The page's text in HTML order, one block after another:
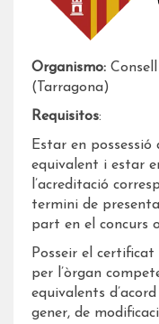
Organismo:
(Tarragona)
Requisitos:
Estar en
equivalent i estar
l’acreditació
termini de
part en el concurs
Posseir el
per l’òrgan
equivalents
gener, de